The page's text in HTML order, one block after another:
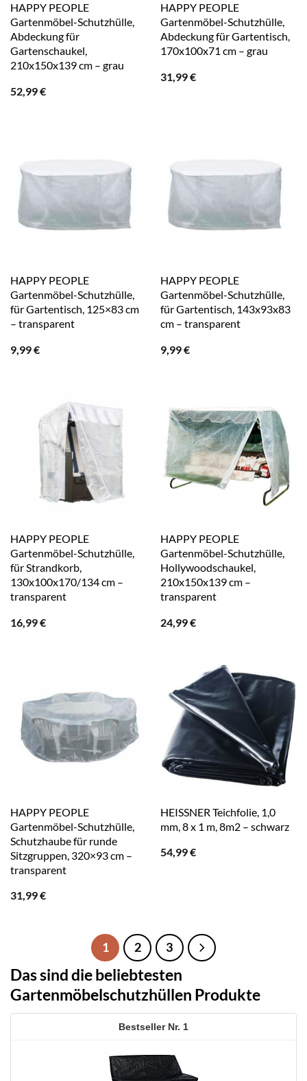
HAPPY PEOPLE
Gartenmöbel-Schutzhülle,
Abdeckung für
Gartenschaukel,
210x150x139 cm – grau
52,99€
HAPPY PEOPLE
Gartenmöbel-Schutzhülle,
Abdeckung für Gartentisch,
170x100x71 cm – grau
31,99€
HAPPY PEOPLE
Gartenmöbel-Schutzhülle,
für Gartentisch, 125×83 cm
– transparent
9,99€
HAPPY PEOPLE
Gartenmöbel-Schutzhülle,
für Gartentisch, 143x93x83
cm – transparent
9,99€
HAPPY PEOPLE
Gartenmöbel-Schutzhülle,
für Strandkorb,
130x100x170/134 cm –
transparent
16,99€
HAPPY PEOPLE
Gartenmöbel-Schutzhülle,
Hollywoodschaukel,
210x150x139 cm –
transparent
24,99€
HAPPY PEOPLE
Gartenmöbel-Schutzhülle,
Schutzhaube für runde
Sitzgruppen, 320×93 cm –
transparent
31,99€
HEISSNER Teichfolie, 1,0
mm, 8 x 1 m, 8m2 – schwarz
54,99€
1 2 3
Das sind die beliebtesten
Gartenmöbelschutzhüllen Produkte
1